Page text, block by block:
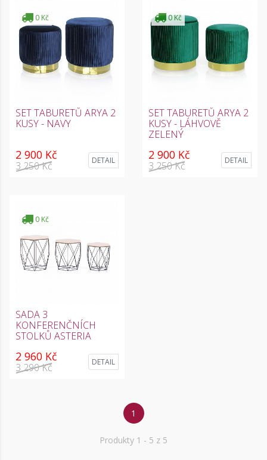
0 Kč
SET TABURETŮ ARYA 2
KUSY - NAVY
2 900 Kč
3 250 Kč DETAIL
0 Kč
SET TABURETŮ ARYA 2
KUSY - LÁHVOVĚ
ZELENÝ
2 900 Kč
3 250 Kč DETAIL
0 Kč
SADA 3
KONFERENČNÍCH
STOLKŮ ASTERIA
2 960 Kč
3 290 Kč DETAIL
1
Produkty 1 - 5 z 5